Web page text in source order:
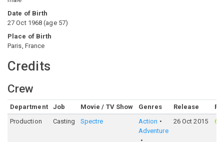
Date of Birth
27 Oct 1968 (age 57)
Place of Birth
Paris, France
Credits
Crew
Department Job Movie / TV Show Genres Release
Production
Casting Spectre
Action
Adventure
26 Oct 2015